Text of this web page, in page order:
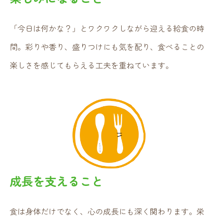
「今日は何かな？」とワクワクしながら迎える給食の時
間。彩りや香り、盛りつけにも気を配り、食べることの
楽しさを感じてもらえる工夫を重ねています。
成長を支えること
食は身体だけでなく、心の成長にも深く関わります。栄